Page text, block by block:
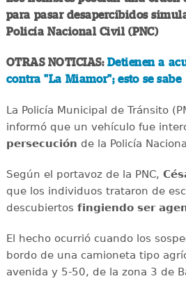
para pasar desapercibidos
Policía Nacional Civil (PNC)
OTRAS NOTICIAS: Detienen a
contra "La Miamor"; esto se sabe
La Policía Municipal de Tránsito
informó que un vehículo fue
persecución de la Policía
Según el portavoz de la PNC,
que los individuos trataron de
descubiertos fingiendo ser
El hecho ocurrió cuando los
bordo de una camioneta tipo
avenida y 5-50, de la zona 3 de